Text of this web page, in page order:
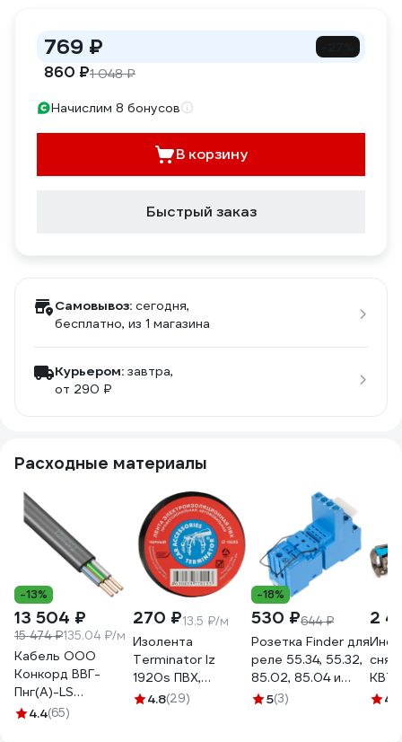
769 ₽
860 ₽1 048 ₽
Начислим 8 бонусов
В корзину
Быстрый заказ
Самовывоз: сегодня,
бесплатно, из 1 магазина
Курьером: завтра,
от 290 ₽
Расходные материалы
-13%
13 504 ₽
15 474 ₽135.04 ₽/м
Кабель ООО
Конкорд ВВГ-
Пнг(А)-LS
3x2,5ок(N, PE) -
4.4(65)
270 ₽13.5 ₽/м
Изолента
Terminator Iz
1920s ПВХ,
черная,
4.8(29)
-18%
530 ₽644 ₽
Розетка Finder для
реле 55.34, 55.32,
85.02, 85.04 и
модулей 99.02,
5(3)
2
КВТ
4.7